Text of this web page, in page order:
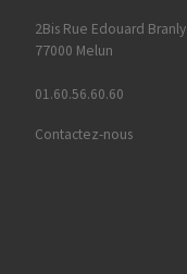
2Bis Rue Edouard Branly
77000 Melun
01.60.56.60.60
Contactez-nous